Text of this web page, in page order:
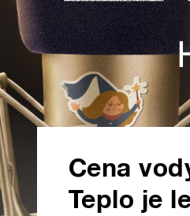
Cena
Teplo je